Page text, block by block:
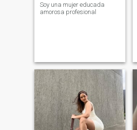
Soy una mujer educada
amorosa profesional